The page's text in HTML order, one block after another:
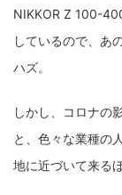
osmo osmo
PEN E-P7
X100F X half
NIKKOR Z 100-
しているので、あ
ハズ。
しかし、コロナの
と、色々な業種の
地に近づいて来る